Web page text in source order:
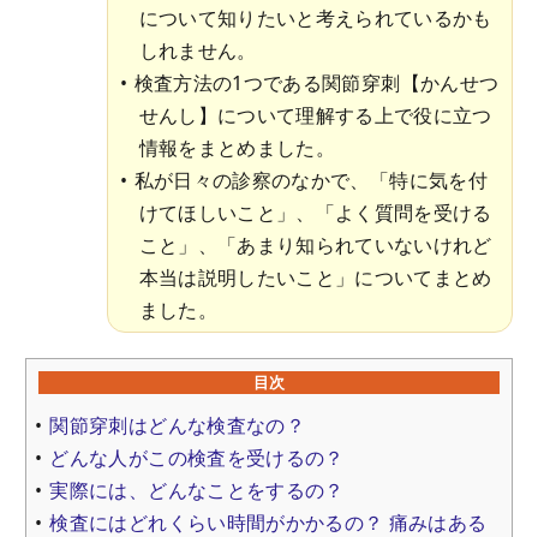
について知りたいと考えられているかも
しれません。
検査方法の1つである関節穿刺【かんせつ
せんし】について理解する上で役に立つ
情報をまとめました。
私が日々の診察のなかで、「特に気を付
けてほしいこと」、「よく質問を受ける
こと」、「あまり知られていないけれど
本当は説明したいこと」についてまとめ
ました。
目次
関節穿刺はどんな検査なの？
どんな人がこの検査を受けるの？
実際には、どんなことをするの？
検査にはどれくらい時間がかかるの？ 痛みはある